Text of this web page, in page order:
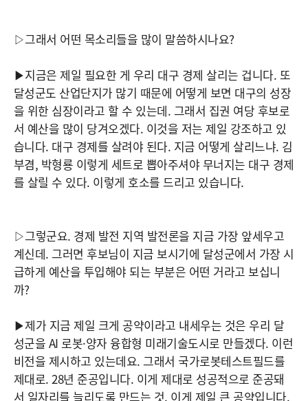
▷그래서 어떤 목소리들을 많이 말씀하시나요?
▶지금은 제일 필요한 게 우리 대구 경제 살리는 겁니다. 또
달성군도 산업단지가 많기 때문에 어떻게 보면 대구의 성장
을 위한 심장이라고 할 수 있는데. 그래서 집권 여당 후보로
서 예산을 많이 당겨오겠다. 이것을 저는 제일 강조하고 있
습니다. 대구 경제를 살려야 된다. 지금 어떻게 살리느냐. 김
부겸, 박형룡 이렇게 세트로 뽑아주셔야 무너지는 대구 경제
를 살릴 수 있다. 이렇게 호소를 드리고 있습니다.
▷그렇군요. 경제 발전 지역 발전론을 지금 가장 앞세우고
계신데. 그러면 후보님이 지금 보시기에 달성군에서 가장 시
급하게 예산을 투입해야 되는 부분은 어떤 거라고 보십니
까?
▶제가 지금 제일 크게 공약이라고 내세우는 것은 우리 달
성군을 AI 로봇·양자 융합형 미래기술도시로 만들겠다. 이런
비전을 제시하고 있는데요. 그래서 국가로봇테스트필드를
제대로. 28년 준공입니다. 이게 제대로 성공적으로 준공돼
서 일자리를 늘리도록 만드는 것. 이게 제일 큰 공약입니다.